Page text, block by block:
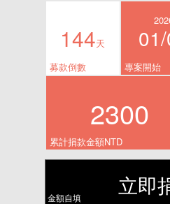
144天
募款倒數
專案開始
2300
累計捐款金額NTD
立即
金額自填